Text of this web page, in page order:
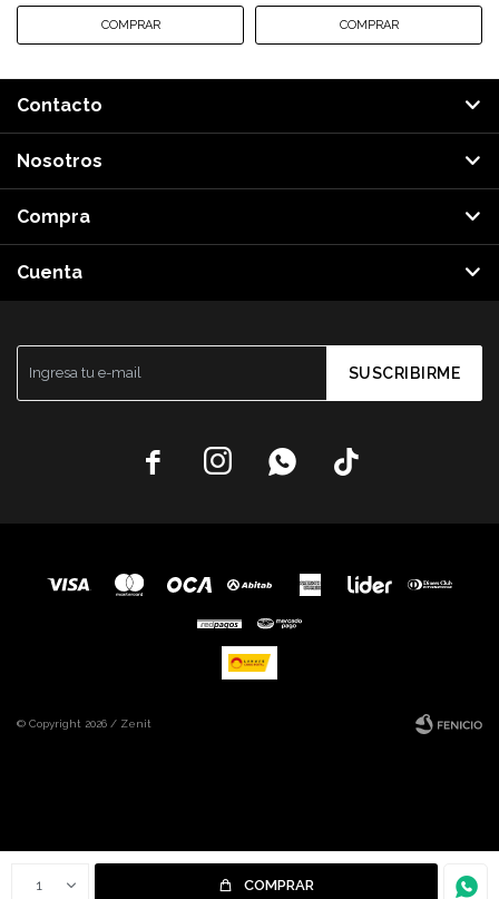
1 COMPRAR
SUSCRIBIRME
   
Contacto
Nosotros
Compra
Cuenta
© Copyright 2026 / Zenit